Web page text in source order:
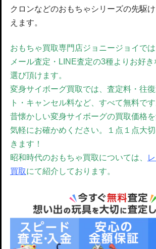
クロンなどのおもちゃシリーズの先駆
えます。
おもちゃ買取専門店ジョニージョイで
メール査定・LINE査定の3種よりお好
選び頂けます。
変身サイボーグ買取では、 査定料・往
ト・キャンセル料など、すべて無料です
昔懐かしい変身サイボーグの買取価格
気軽にお確かめください。
１点１点大
きます！
昭和時代のおもちゃ買取については、
買取にて紹介しております。